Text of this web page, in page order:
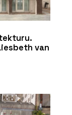
van